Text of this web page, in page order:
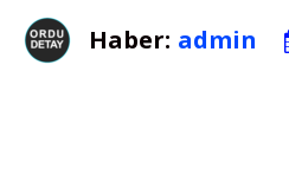
Haber: admin